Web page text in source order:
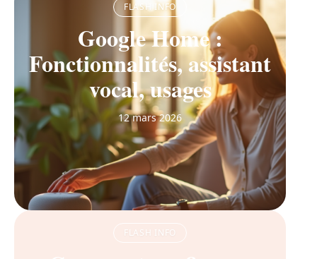
FLASH INFO
Google Home :
Fonctionnalités, assistant
vocal, usages
12 mars 2026
FLASH INFO